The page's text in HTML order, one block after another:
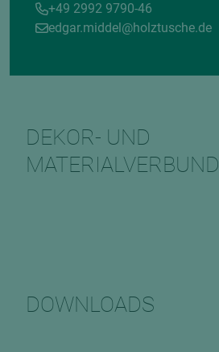
+49 2992 9790-46
edgar.middel@holztusche.de
DEKOR- UND
MATERIALVERBUND
DOWNLOADS